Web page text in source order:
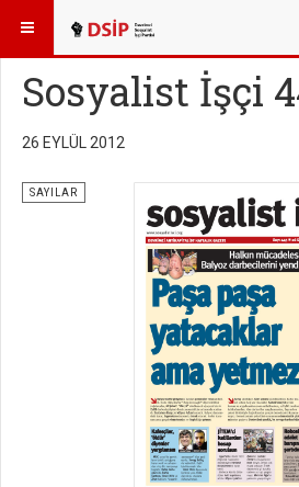
BURADASINIZ: YAYINLAR
Sosyalist İşçi
26 EYLÜL 2012
SAYILAR